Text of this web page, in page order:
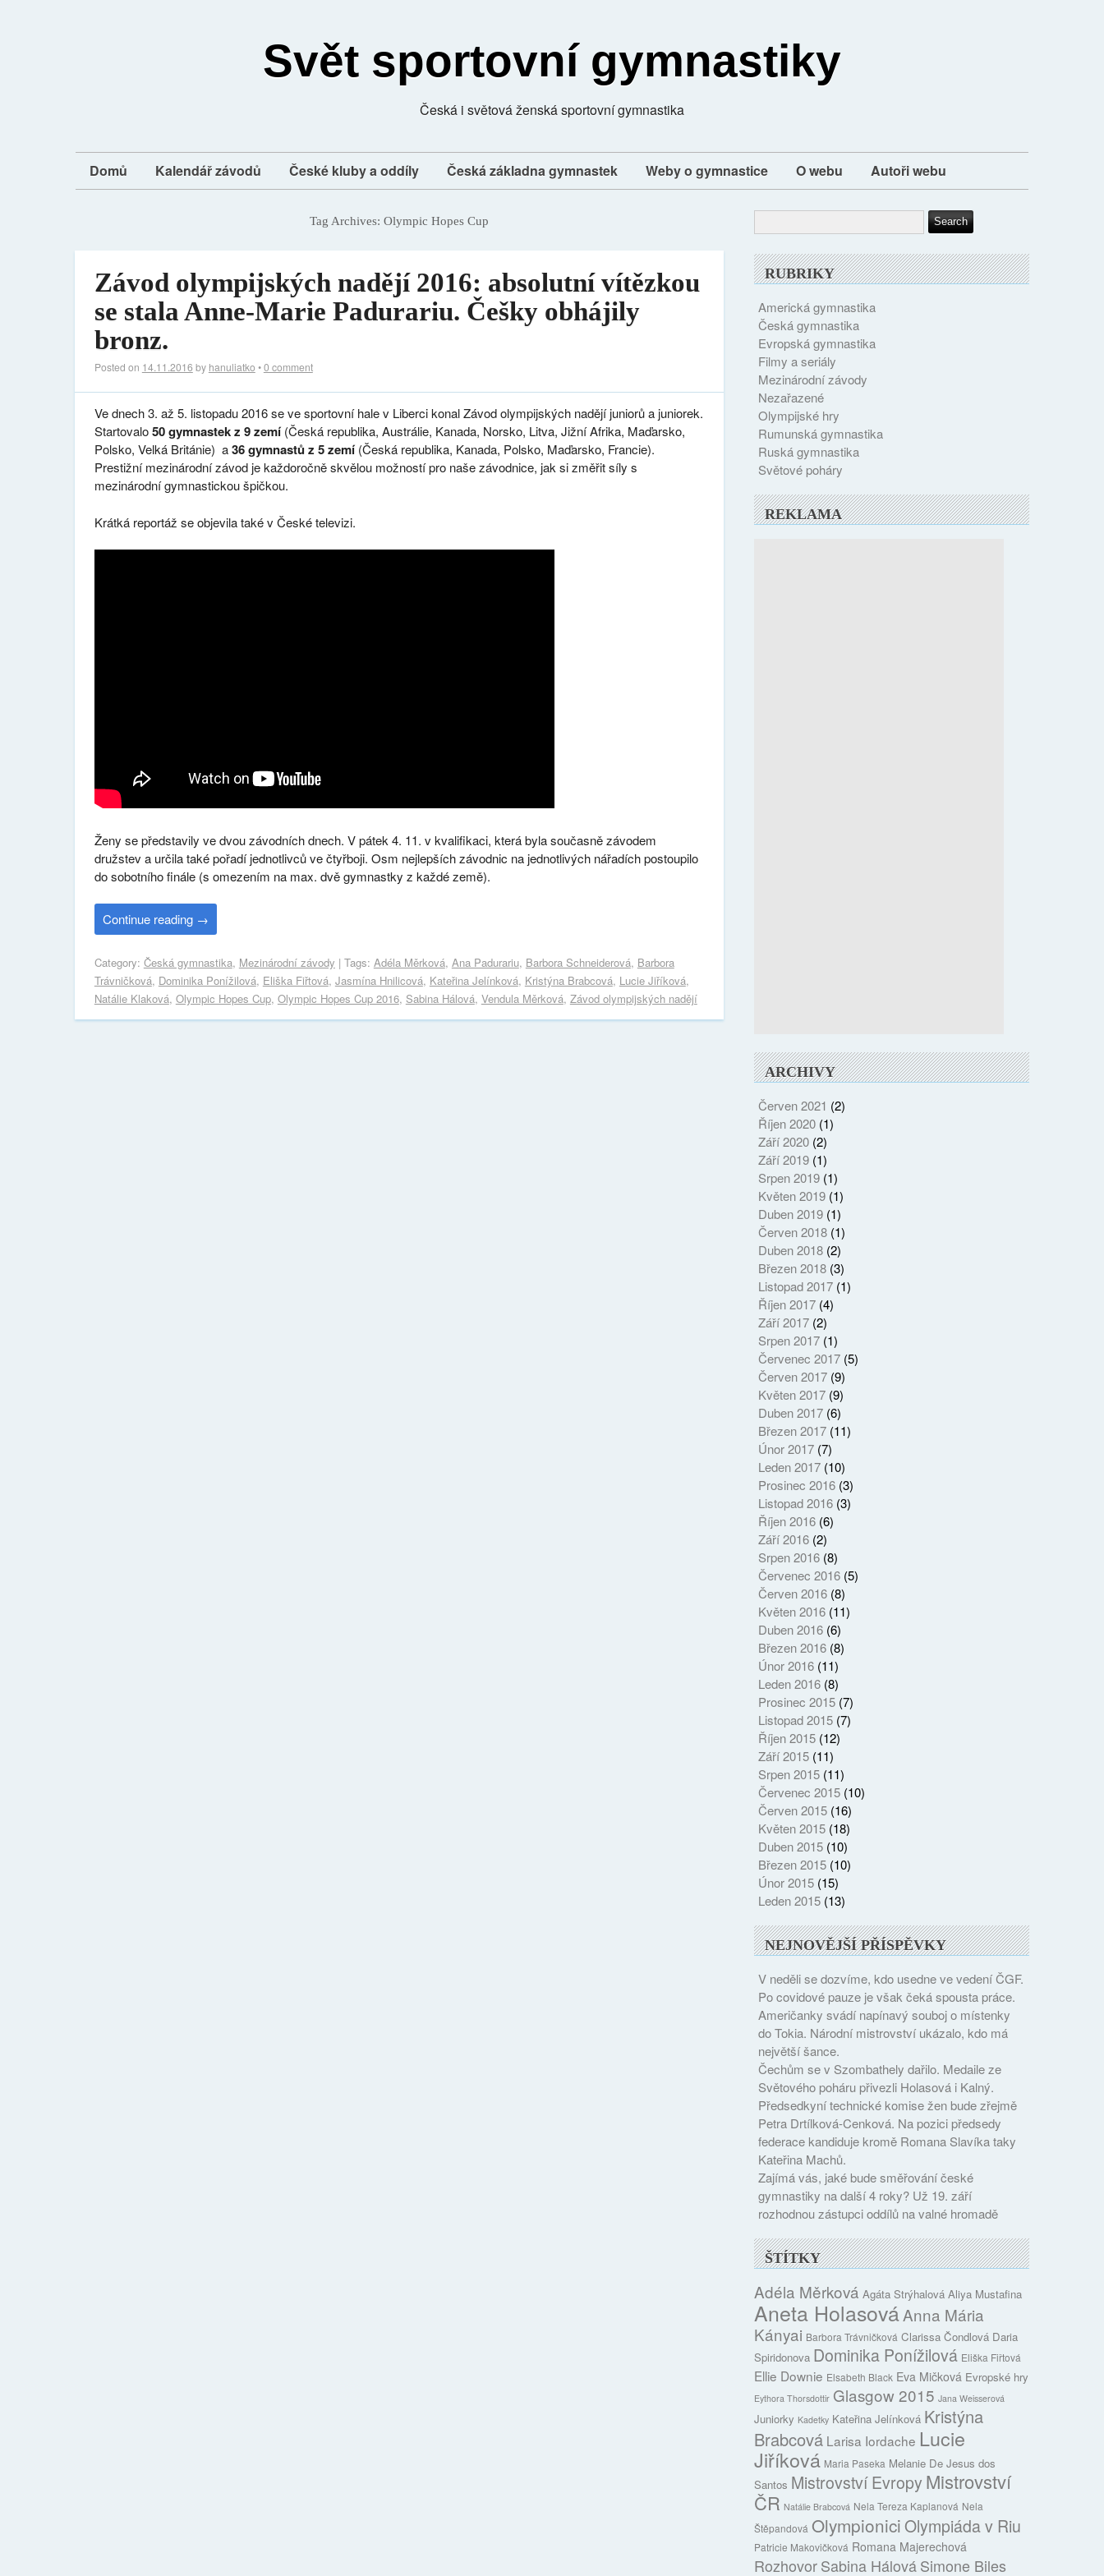
Svět sportovní gymnastiky
Česká i světová ženská sportovní gymnastika
Domů Kalendář závodů České kluby a oddíly Česká základna gymnastek Weby o gymnastice O webu Autoři webu
Tag Archives:Olympic Hopes Cup
Závod olympijských nadějí 2016: absolutní vítězkou
se stala Anne-Marie Padurariu. Češky obhájily
bronz.
Posted on 14.11.2016 by hanuliatko •0 comment
Ve dnech 3. až 5. listopadu 2016 se ve sportovní hale v Liberci konal Závod olympijských nadějí juniorů a juniorek.
Startovalo50 gymnastek z 9 zemí(Česká republika, Austrálie, Kanada, Norsko, Litva, Jižní Afrika, Maďarsko,
Polsko, Velká Británie) a36 gymnastů z 5 zemí(Česká republika, Kanada, Polsko, Maďarsko, Francie).
Prestižní mezinárodní závod je každoročně skvělou možností pro naše závodnice, jak si změřit síly s
mezinárodní gymnastickou špičkou.
Krátká reportáž se objevila také v České televizi.
Ženy se představily ve dvou závodních dnech. V pátek 4. 11. v kvalifikaci, která byla současně závodem
družstev a určila také pořadí jednotlivců ve čtyřboji. Osm nejlepších závodnic na jednotlivých nářadích postoupilo
do sobotního finále (s omezením na max. dvě gymnastky z každé země).
Continue reading →
Category: Česká gymnastika, Mezinárodní závody | Tags: Adéla Měrková, Ana Padurariu, Barbora Schneiderová, Barbora
Trávničková, Dominika Ponížilová, Eliška Fiřtová, Jasmína Hnilicová, Kateřina Jelínková, Kristýna Brabcová, Lucie Jiříková,
Natálie Klaková, Olympic Hopes Cup, Olympic Hopes Cup 2016, Sabina Hálová, Vendula Měrková, Závod olympijských nadějí
RUBRIKY
Americká gymnastika
Česká gymnastika
Evropská gymnastika
Filmy a seriály
Mezinárodní závody
Nezařazené
Olympijské hry
Rumunská gymnastika
Ruská gymnastika
Světové poháry
REKLAMA
ARCHIVY
Červen 2021 (2)
Říjen 2020(1)
Září 2020(2)
Září 2019(1)
Srpen 2019(1)
Květen 2019(1)
Duben 2019(1)
Červen 2018(1)
Duben 2018(2)
Březen 2018(3)
Listopad 2017(1)
Říjen 2017(4)
Září 2017(2)
Srpen 2017(1)
Červenec 2017(5)
Červen 2017(9)
Květen 2017(9)
Duben 2017(6)
Březen 2017(11)
Únor 2017(7)
Leden 2017(10)
Prosinec 2016(3)
Listopad 2016(3)
Říjen 2016(6)
Září 2016(2)
Srpen 2016(8)
Červenec 2016(5)
Červen 2016(8)
Květen 2016(11)
Duben 2016(6)
Březen 2016(8)
Únor 2016(11)
Leden 2016(8)
Prosinec 2015(7)
Listopad 2015(7)
Říjen 2015(12)
Září 2015(11)
Srpen 2015(11)
Červenec 2015(10)
Červen 2015(16)
Květen 2015(18)
Duben 2015(10)
Březen 2015(10)
Únor 2015(15)
Leden 2015(13)
NEJNOVĚJŠÍ PŘÍSPĚVKY
V neděli se dozvíme, kdo usedne ve vedení ČGF.
Po covidové pauze je však čeká spousta práce.
Američanky svádí napínavý souboj o místenky
do Tokia. Národní mistrovství ukázalo, kdo má
největší šance.
Čechům se v Szombathely dařilo. Medaile ze
Světového poháru přivezli Holasová i Kalný.
Předsedkyní technické komise žen bude zřejmě
Petra Drtílková-Cenková. Na pozici předsedy
federace kandiduje kromě Romana Slavíka taky
Kateřina Machů.
Zajímá vás, jaké bude směřování české
gymnastiky na další 4 roky? Už 19. září
rozhodnou zástupci oddílů na valné hromadě
ŠTÍTKY
Adéla Měrková Agáta Strýhalová Aliya Mustafina
Aneta HolasováAnna Mária
Kányai Barbora Trávničková Clarissa Čondlová Daria
Spiridonova Dominika Ponížilová Eliška Fiřtová
Ellie Downie Elsabeth Black Eva Mičková Evropské hry
Eythora Thorsdottir Glasgow 2015 Jana Weisserová
Juniorky Kadetky Kateřina Jelínková Kristýna
Brabcová Larisa Iordache Lucie
Jiříková Maria Paseka Melanie De Jesus dos
Santos Mistrovství Evropy Mistrovství
ČR Natálie Brabcová Nela Tereza Kaplanová Nela
Štěpandová OlympioniciOlympiáda v Riu
Patricie Makovičková Romana Majerechová
RozhovorSabina HálováSimone Biles